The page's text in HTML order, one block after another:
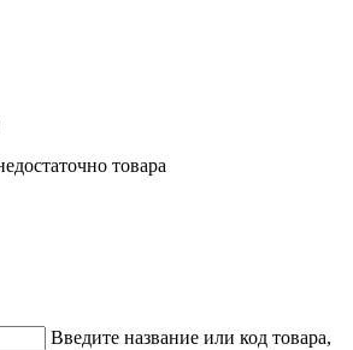
товара
Введите название или код товара,